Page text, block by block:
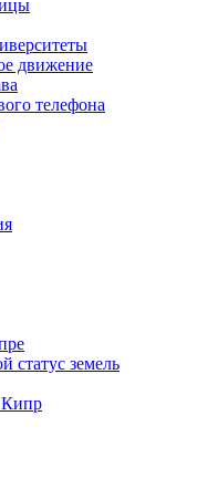
движение
телефона
статус земель